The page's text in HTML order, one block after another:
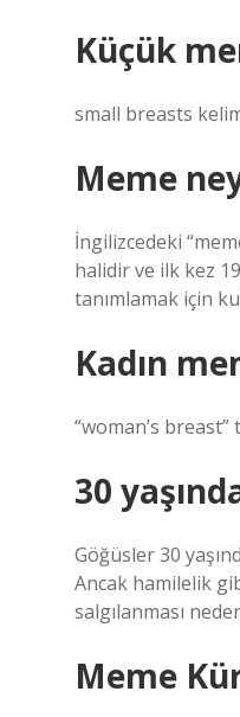
Küçük
small breasts
Meme
İngilizcedeki
halidir ve ilk kez
tanımlamak için
Kadın
“woman’s
30
Göğüsler 30
Ancak hamilelik
salgılanması
Meme